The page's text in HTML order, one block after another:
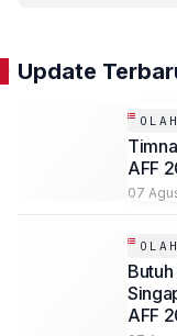
Update
AFF
07
AFF